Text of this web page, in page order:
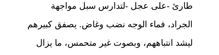
طارئ -على عجل -لتدارس سبل مواجهة
الجراد، فماء الوجه نضب وغاض. يصفق كبيرهم
ليشد انتباههم، وبصوت غير متحمس، ما يزال